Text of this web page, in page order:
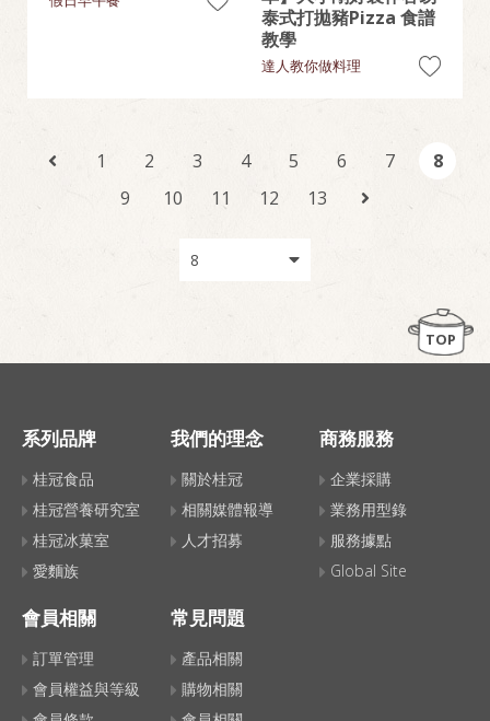
泰式打拋豬Pizza 食譜
教學
達人教你做料理
1 2 3 4 5 6 7
8
9
10 11 12 13
TOP
系列品牌
桂冠食品
桂冠營養研究室
桂冠冰菓室
愛麵族
我們的理念
關於桂冠
相關媒體報導
人才招募
商務服務
企業採購
業務用型錄
服務據點
Global Site
會員相關
訂單管理
會員權益與等級
常見問題
產品相關
購物相關